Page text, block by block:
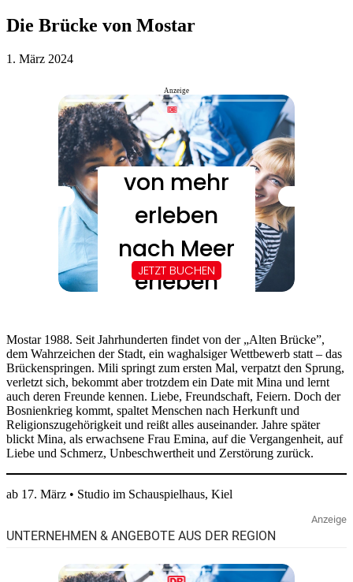
Die Brücke von Mostar
1. März 2024
Anzeige
Mostar 1988. Seit Jahrhunderten findet von der „Alten Brücke”,
dem Wahrzeichen der Stadt, ein waghalsiger Wettbewerb statt – das
Brückenspringen. Mili springt zum ersten Mal, verpatzt den Sprung,
verletzt sich, bekommt aber trotzdem ein Date mit Mina und lernt
auch deren Freunde kennen. Liebe, Freundschaft, Feiern. Doch der
Bosnienkrieg kommt, spaltet Menschen nach Herkunft und
Religionszugehörigkeit und reißt alles auseinander. Jahre später
blickt Mina, als erwachsene Frau Emina, auf die Vergangenheit, auf
Liebe und Schmerz, Unbeschwertheit und Zerstörung zurück.
ab 17. März • Studio im Schauspielhaus, Kiel